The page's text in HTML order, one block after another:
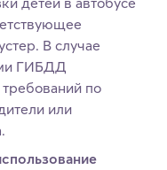
В случае
ГИБДД
по
или